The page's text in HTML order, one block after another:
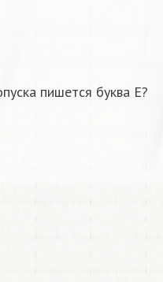
пишется буква Е?